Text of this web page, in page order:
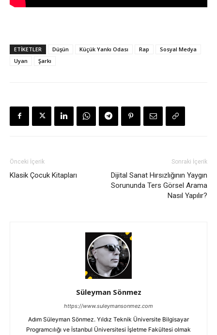
ETİKETLER Düşün Küçük Yankı Odası Rap
Sosyal Medya
Uyan
Şarkı
Önceki İçerik
Klasik Çocuk Kitapları
Sonraki İçerik
Dijital Sanat Hırsızlığının Yaygın
Sorununda Ters Görsel Arama
Nasıl Yapılır?
Süleyman Sönmez
https://www.suleymansonmez.com
Adım Süleyman Sönmez. Yıldız Teknik Üniversite Bilgisayar
Programcılığı ve İstanbul Üniversitesi İşletme Fakültesi olmak